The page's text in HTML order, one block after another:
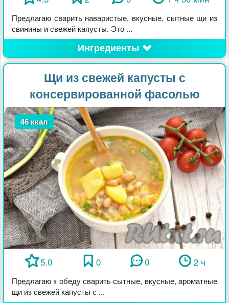
Предлагаю сварить наваристые, вкусные, сытные щи из
свинины и свежей капусты. Это ...
Ингредиенты
Щи из свежей капусты с
консервированной фасолью
46 ккал
5.0 0 0 2 ч
Предлагаю к обеду сварить сытные, вкусные, ароматные
щи из свежей капусты с ...